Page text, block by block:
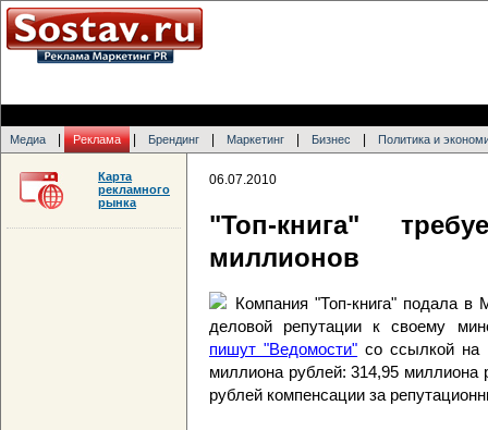
Медиа Реклама Брендинг Маркетинг Бизнес Политика и
06.07.2010
"Топ-книга"
миллионов
Компания "Топ-книга" подала в
деловой репутации к своему
пишут "Ведомости" со ссылкой на
миллиона рублей: 314,95
рублей компенсации за
Карта
рекламного
рынка